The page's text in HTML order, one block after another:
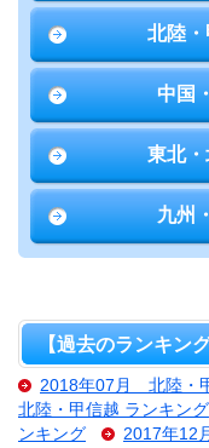
北陸
中国
東北
九州
【過去のランキン
2018年07月 北陸・
北陸・甲信越 ランキング
ンキング
2017年12